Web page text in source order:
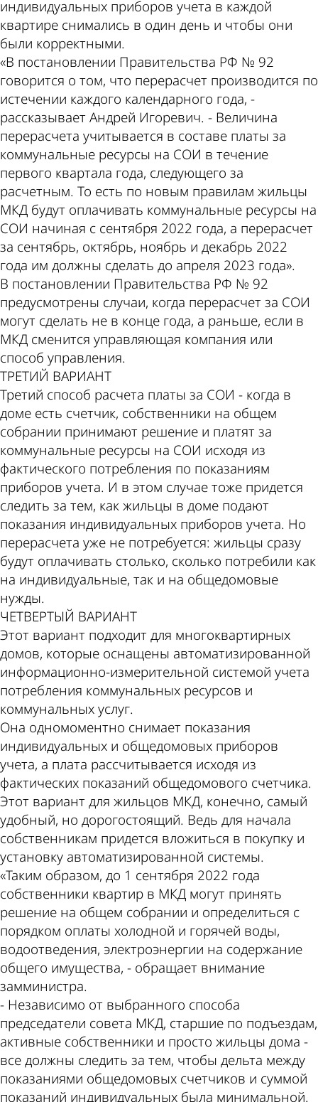
индивидуальных приборов учета в каждой
квартире снимались в один день и чтобы они
были корректными.
«В постановлении Правительства РФ № 92
говорится о том, что перерасчет производится по
истечении каждого календарного года, -
рассказывает Андрей Игоревич. - Величина
перерасчета учитывается в составе платы за
коммунальные ресурсы на СОИ в течение
первого квартала года, следующего за
расчетным. То есть по новым правилам жильцы
МКД будут оплачивать коммунальные ресурсы на
СОИ начиная с сентября 2022 года, а перерасчет
за сентябрь, октябрь, ноябрь и декабрь 2022
года им должны сделать до апреля 2023 года».
В постановлении Правительства РФ № 92
предусмотрены случаи, когда перерасчет за СОИ
могут сделать не в конце года, а раньше, если в
МКД сменится управляющая компания или
способ управления.
ТРЕТИЙ ВАРИАНТ
Третий способ расчета платы за СОИ - когда в
доме есть счетчик, собственники на общем
собрании принимают решение и платят за
коммунальные ресурсы на СОИ исходя из
фактического потребления по показаниям
приборов учета. И в этом случае тоже придется
следить за тем, как жильцы в доме подают
показания индивидуальных приборов учета. Но
перерасчета уже не потребуется: жильцы сразу
будут оплачивать столько, сколько потребили как
на индивидуальные, так и на общедомовые
нужды.
ЧЕТВЕРТЫЙ ВАРИАНТ
Этот вариант подходит для многоквартирных
домов, которые оснащены автоматизированной
информационно-измерительной системой учета
потребления коммунальных ресурсов и
коммунальных услуг.
Она одномоментно снимает показания
индивидуальных и общедомовых приборов
учета, а плата рассчитывается исходя из
фактических показаний общедомового счетчика.
Этот вариант для жильцов МКД, конечно, самый
удобный, но дорогостоящий. Ведь для начала
собственникам придется вложиться в покупку и
установку автоматизированной системы.
«Таким образом, до 1 сентября 2022 года
собственники квартир в МКД могут принять
решение на общем собрании и определиться с
порядком оплаты холодной и горячей воды,
водоотведения, электроэнергии на содержание
общего имущества, - обращает внимание
замминистра.
- Независимо от выбранного способа
председатели совета МКД, старшие по подъездам,
активные собственники и просто жильцы дома -
все должны следить за тем, чтобы дельта между
показаниями общедомовых счетчиков и суммой
показаний индивидуальных была минимальной.